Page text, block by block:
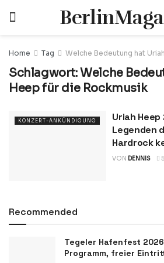
Home Tag Welche Bedeutung hat
Schlagwort:Welche
Heep für die Rockmusik
KONZERT-ANKÜNDIGUNG
Uriah
Legenden
Hardrock
VON DENNIS
Recommended
Tegeler Hafenfest
Programm, freier